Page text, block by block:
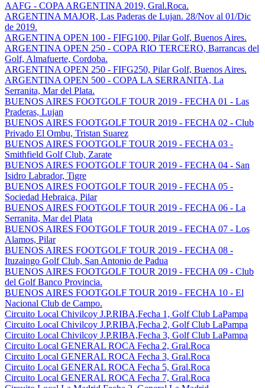
AAFG - COPA ARGENTINA 2019, Gral.Roca.
ARGENTINA MAJOR, Las Paderas de Lujan. 28/Nov al 01/Dic
de 2019.
ARGENTINA OPEN 100 - FIFG100, Pilar Golf, Buenos Aires.
ARGENTINA OPEN 250 - COPA RIO TERCERO, Barrancas del
Golf, Almafuerte, Cordoba.
ARGENTINA OPEN 250 - FIFG250, Pilar Golf, Buenos Aires.
ARGENTINA OPEN 500 - COPA LA SERRANITA, La
Serranita, Mar del Plata.
BUENOS AIRES FOOTGOLF TOUR 2019 - FECHA 01 - Las
Praderas, Lujan
BUENOS AIRES FOOTGOLF TOUR 2019 - FECHA 02 - Club
Privado El Ombu, Tristan Suarez
BUENOS AIRES FOOTGOLF TOUR 2019 - FECHA 03 -
Smithfield Golf Club, Zarate
BUENOS AIRES FOOTGOLF TOUR 2019 - FECHA 04 - San
Isidro Labrador, Tigre
BUENOS AIRES FOOTGOLF TOUR 2019 - FECHA 05 -
Sociedad Hebraica, Pilar
BUENOS AIRES FOOTGOLF TOUR 2019 - FECHA 06 - La
Serranita, Mar del Plata
BUENOS AIRES FOOTGOLF TOUR 2019 - FECHA 07 - Los
Alamos, Pilar
BUENOS AIRES FOOTGOLF TOUR 2019 - FECHA 08 -
Ituzaingo Golf Club, San Antonio de Padua
BUENOS AIRES FOOTGOLF TOUR 2019 - FECHA 09 - Club
del Golf Banco Provincia.
BUENOS AIRES FOOTGOLF TOUR 2019 - FECHA 10 - El
Nacional Club de Campo.
Circuito Local Chivilcoy J.P.RIBA,Fecha 1, Golf Club LaPampa
Circuito Local Chivilcoy J.P.RIBA,Fecha 2, Golf Club LaPampa
Circuito Local Chivilcoy J.P.RIBA,Fecha 3, Golf Club LaPampa
Circuito Local GENERAL ROCA Fecha 2, Gral.Roca
Circuito Local GENERAL ROCA Fecha 3, Gral.Roca
Circuito Local GENERAL ROCA Fecha 5, Gral.Roca
Circuito Local GENERAL ROCA Fecha 7, Gral.Roca